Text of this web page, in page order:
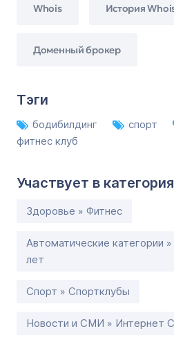
Whois История
Доменный брокер
Тэги
бодибилдинг спорт
фитнес клуб
Участвует в
Здоровье » Фитнес
Автоматические категории
лет
Спорт » Спортклубы
Новости и СМИ » Интернет